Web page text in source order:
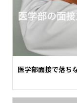
医学部面接で落ち